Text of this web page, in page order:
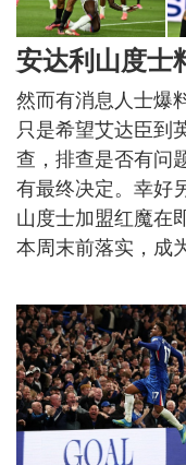
安达利山度士
然而有消息人士爆
只是希望艾达臣到
查，排查是否有问
有最终决定。幸好
山度士加盟红魔在
本周末前落实，成